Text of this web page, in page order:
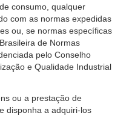
consumo, qualquer
com as normas expedidas
ou, se normas específicas
de Normas
pelo Conselho
e Qualidade Industrial
ou a prestação de
disponha a adquiri-los